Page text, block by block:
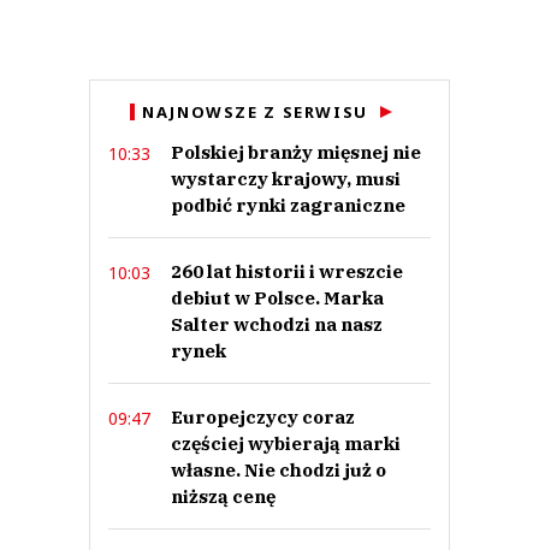
NAJNOWSZE Z SERWISU
10:33
Polskiej branży mięsnej nie
wystarczy krajowy, musi
podbić rynki zagraniczne
10:03
260 lat historii i wreszcie
debiut w Polsce. Marka
Salter wchodzi na nasz
rynek
09:47
Europejczycy coraz
częściej wybierają marki
własne. Nie chodzi już o
niższą cenę